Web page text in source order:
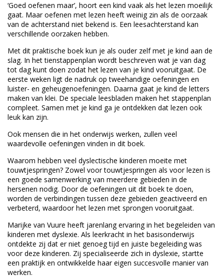
‘Goed oefenen maar’, hoort een kind vaak als het lezen moeilijk
gaat. Maar oefenen met lezen heeft weinig zin als de oorzaak
van de achterstand niet bekend is. Een leesachterstand kan
verschillende oorzaken hebben.
Met dit praktische boek kun je als ouder zelf met je kind aan de
slag. In het tienstappenplan wordt beschreven wat je van dag
tot dag kunt doen zodat het lezen van je kind vooruitgaat. De
eerste weken ligt de nadruk op tweehandige oefeningen en
luister- en geheugenoefeningen. Daarna gaat je kind de letters
maken van klei. De speciale leesbladen maken het stappenplan
compleet. Samen met je kind ga je ontdekken dat lezen ook
leuk kan zijn.
Ook mensen die in het onderwijs werken, zullen veel
waardevolle oefeningen vinden in dit boek.
Waarom hebben veel dyslectische kinderen moeite met
touwtjespringen? Zowel voor touwtjespringen als voor lezen is
een goede samenwerking van meerdere gebieden in de
hersenen nodig. Door de oefeningen uit dit boek te doen,
worden de verbindingen tussen deze gebieden geactiveerd en
verbeterd, waardoor het lezen met sprongen vooruitgaat.
Marijke van Vuure heeft jarenlang ervaring in het begeleiden van
kinderen met dyslexie. Als leerkracht in het basisonderwijs
ontdekte zij dat er niet genoeg tijd en juiste begeleiding was
voor deze kinderen. Zij specialiseerde zich in dyslexie, startte
een praktijk en ontwikkelde haar eigen succesvolle manier van
werken.